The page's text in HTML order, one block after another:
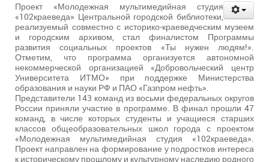
Проект «Молодежная мультимедийная студия
«102краеведа» Центральной городской библиотеки,
реализуемый совместно с историко-краеведческим музеем
и городским архивом, стал финалистом Программы
развития социальных проектов «Ты нужен людям!».
Отметим, что программа организуется автономной
некоммерческой организацией «Добровольческий центр
Университета ИТМО» при поддержке Министерства
образования и науки РФ и ПАО «Газпром нефть».
Представители 143 команд из восьми федеральных округов
России приняли участие в программе. В финал прошли 47
команд, в числе которых студенты и учащиеся старших
классов общеобразовательных школ города с проектом
«Молодежная мультимедийная студия «102краеведа».
Проект направлен на формирование у подростков интереса
к историческому прошлому и культурному наследию родного